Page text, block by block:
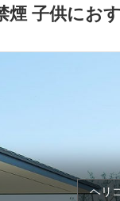
煙 子供にお
ヘリ